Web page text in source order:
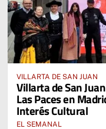
VILLARTA DE SAN JUAN
Villarta de San
Las Paces en
Interés Cultural
EL SEMANAL